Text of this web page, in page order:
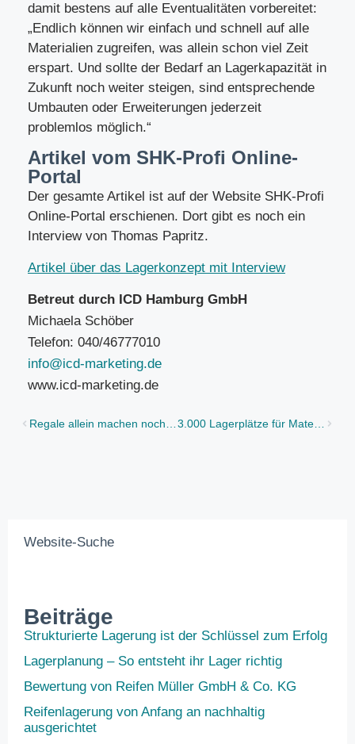
damit bestens auf alle Eventualitäten vorbereitet:
„Endlich können wir einfach und schnell auf alle
Materialien zugreifen, was allein schon viel Zeit
erspart. Und sollte der Bedarf an Lagerkapazität in
Zukunft noch weiter steigen, sind entsprechende
Umbauten oder Erweiterungen jederzeit
problemlos möglich.“
Artikel vom SHK-Profi Online-
Portal
Der gesamte Artikel ist auf der Website SHK-Profi
Online-Portal erschienen. Dort gibt es noch ein
Interview von Thomas Papritz.
Artikel über das Lagerkonzept mit Interview
Betreut durch ICD Hamburg GmbH
Michaela Schöber
Telefon: 040/46777010
info@icd-marketing.de
www.icd-marketing.de
3.000 Lagerplätze für Materialien unterschiedlichster Art und Größe
Website-Suche
Beiträge
Strukturierte Lagerung ist der Schlüssel zum Erfolg
Lagerplanung – So entsteht ihr Lager richtig
Bewertung von Reifen Müller GmbH & Co. KG
Reifenlagerung von Anfang an nachhaltig
ausgerichtet